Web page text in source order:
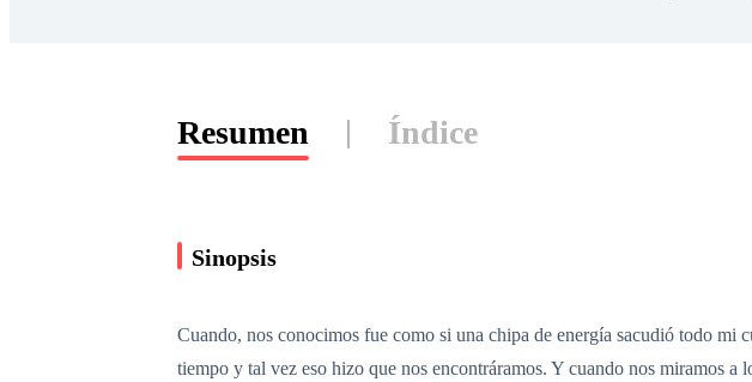
Resumen Índice
Sinopsis
Cuando, nos conocimos fue como si una chipa de energía sacudió todo mi
tiempo y tal vez eso hizo que nos encontráramos. Y cuando nos miramos